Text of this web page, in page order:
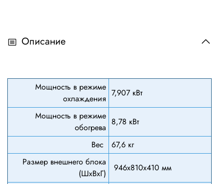
Описание
Мощность в режиме
охлаждения
7,907 кВт
Мощность в режиме
обогрева
8,78 кВт
Вес
67,6 кг
Размер внешнего блока
(ШхВхГ)
946x810x410 мм